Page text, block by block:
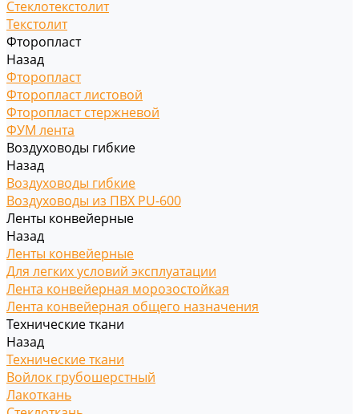
Стеклотекстолит
Текстолит
Фторопласт
Назад
Фторопласт
Фторопласт листовой
Фторопласт стержневой
ФУМ лента
Воздуховоды гибкие
Назад
Воздуховоды гибкие
Воздуховоды из ПВХ PU-600
Ленты конвейерные
Назад
Ленты конвейерные
Для легких условий эксплуатации
Лента конвейерная морозостойкая
Лента конвейерная общего назначения
Технические ткани
Назад
Технические ткани
Войлок грубошерстный
Лакоткань